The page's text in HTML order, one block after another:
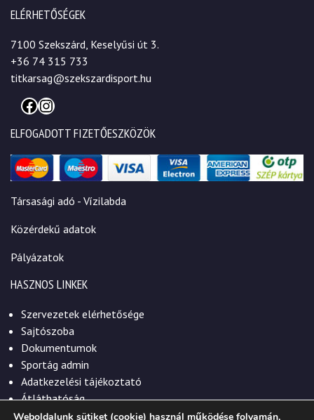
ELÉRHETŐSÉGEK
7100 Szekszárd, Keselyűsi út 3.
+36 74 315 733
titkarsag@szekszardisport.hu
Facebook
Instagram
ELFOGADOTT FIZETŐESZKÖZÖK
Társasági adó - Vízilabda
Közérdekű adatok
Pályázatok
HASZNOS LINKEK
Szervezetek elérhetősége
Sajtószoba
Dokumentumok
Sportág admin
Adatkezelési tájékoztató
Átláthatóság
Weboldalunk sütiket (cookie) használ működése folyamán,